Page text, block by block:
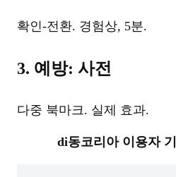
확인-전환. 경험상, 5분.
3. 예방: 사전
다중 북마크. 실제 효과.
di동코리아 이용자